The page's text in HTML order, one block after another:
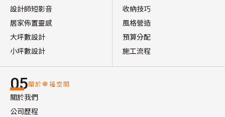
設計師短影音
居家佈置靈感
大坪數設計
小坪數設計
收納技巧
風格營造
預算分配
施工流程
05關於幸福空間
關於我們
公司歷程